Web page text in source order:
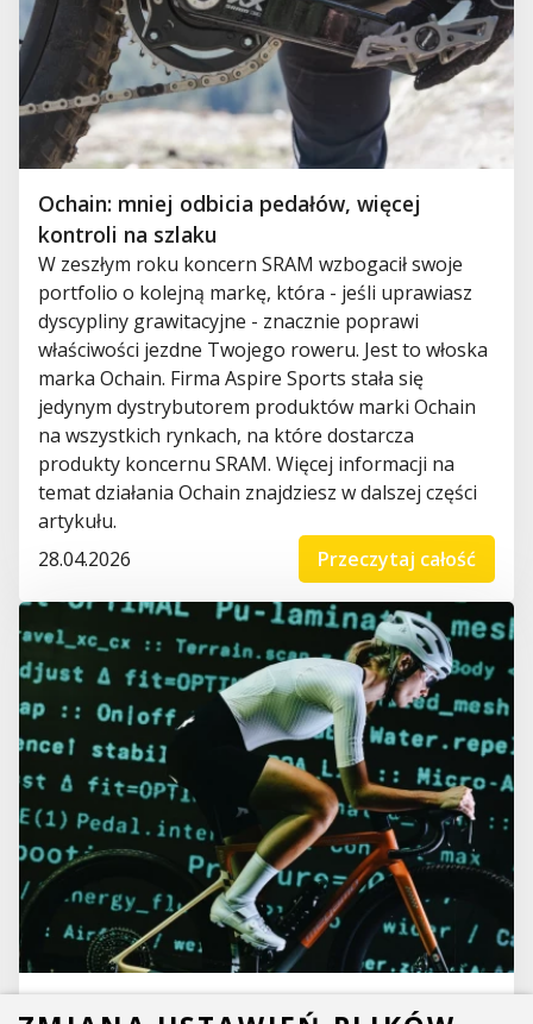
Ochain: mniej odbicia pedałów, więcej
kontroli na szlaku
W zeszłym roku koncern SRAM wzbogacił swoje
portfolio o kolejną markę, która - jeśli uprawiasz
dyscypliny grawitacyjne - znacznie poprawi
właściwości jezdne Twojego roweru. Jest to włoska
marka Ochain. Firma Aspire Sports stała się
jedynym dystrybutorem produktów marki Ochain
na wszystkich rynkach, na które dostarcza
produkty koncernu SRAM. Więcej informacji na
temat działania Ochain znajdziesz w dalszej części
artykułu.
28.04.2026
Przeczytaj całość
Ferox, Lyra i Kyros - nowości Fizik na 2026